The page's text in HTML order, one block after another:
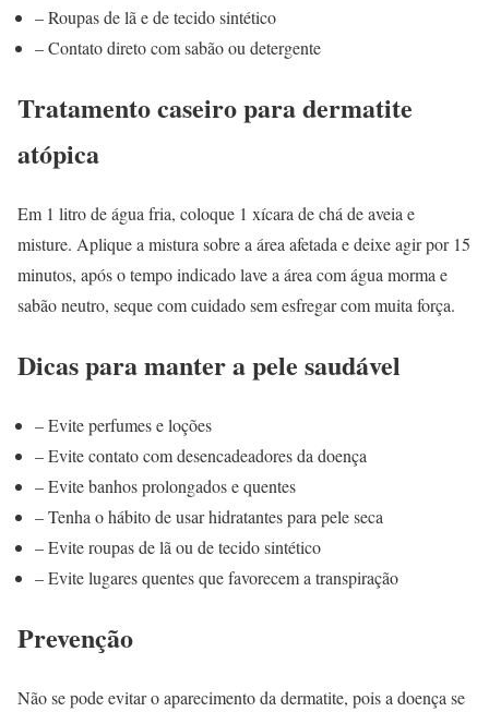
– Roupas de lã e de tecido sintético
– Contato direto com sabão ou detergente
Tratamento caseiro para dermatite
atópica
Em 1 litro de água fria, coloque 1 xícara de chá de aveia e
misture. Aplique a mistura sobre a área afetada e deixe agir por 15
minutos, após o tempo indicado lave a área com água morma e
sabão neutro, seque com cuidado sem esfregar com muita força.
Dicas para manter a pele saudável
– Evite perfumes e loções
– Evite contato com desencadeadores da doença
– Evite banhos prolongados e quentes
– Tenha o hábito de usar hidratantes para pele seca
– Evite roupas de lã ou de tecido sintético
– Evite lugares quentes que favorecem a transpiração
Prevenção
Não se pode evitar o aparecimento da dermatite, pois a doença se